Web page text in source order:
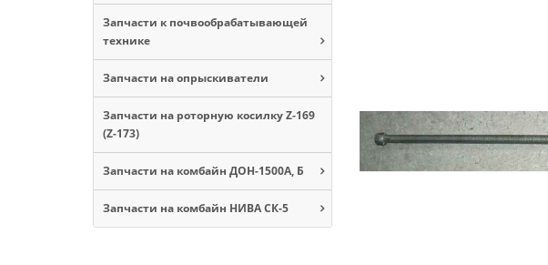
Запчасти к почвообрабатывающей
технике
Запчасти на опрыскиватели
Запчасти на роторную косилку Z-169
(Z-173)
Запчасти на комбайн ДОН-1500А, Б
Запчасти на комбайн НИВА СК-5